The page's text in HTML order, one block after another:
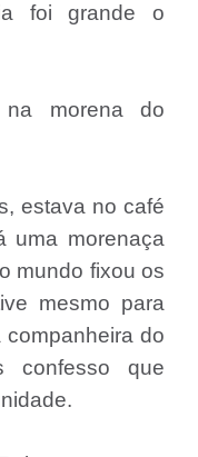
foi grande o
morena do
estava no café
uma morenaça
mundo fixou os
mesmo para
do
confesso que